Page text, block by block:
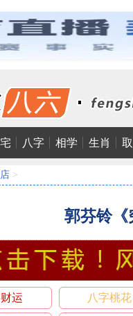
八字 相学 生肖
>
郭芬铃《
运 八字桃花